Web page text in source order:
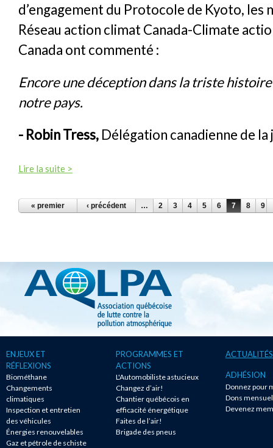
d’engagement du Protocole de Kyoto, les
Réseau action climat Canada-Climate
Canada ont commenté :
Encore une déception dans la triste
notre pays.
- Robin Tress, Délégation canadienne de la
Lire la suite >
PAGES
« premier ‹ précédent … 2 3 4 5 6 7 8 9
ENJEUX ET
RÉFLEXIONS
Biométhane
Changements
climatiques
Inspection et entretien
des véhicules
Énergies renouvelables
Gaz et pétrole de schiste
PROGRAMMES ET
ACTIONS
L'Automobiliste astucieux
Changez d’air!
Chantier québécois en
efficacité énergétique
Faites de l’air!
Brigade des pneus
ACTUALITÉS
ADHÉSION
Donnez pour
Dons
Devenez